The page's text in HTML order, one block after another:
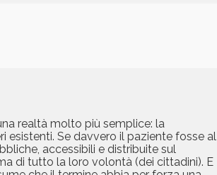
realtà molto più semplice: la
esistenti. Se davvero il paziente fosse al
accessibili e distribuite sul
di tutto la loro volontà (dei cittadini). E